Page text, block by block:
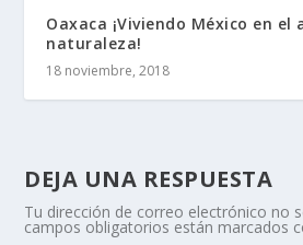
Oaxaca ¡Viviendo México en el
naturaleza!
18 noviembre, 2018
DEJA UNA RESPUESTA
Tu dirección de correo electrónico no
campos obligatorios están marcados